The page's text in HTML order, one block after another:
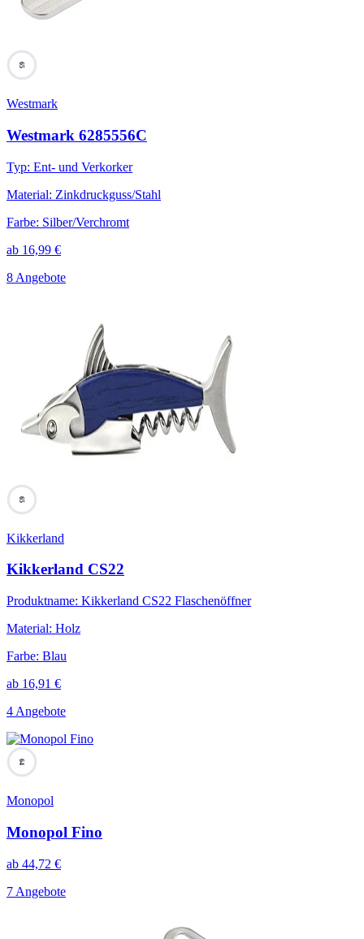
65
Westmark
Westmark 6285556C
Typ: Ent- und Verkorker
Material: Zinkdruckguss/Stahl
Farbe: Silber/Verchromt
ab 16,99 €
8 Angebote
65
Kikkerland
Kikkerland CS22
Produktname: Kikkerland CS22 Flaschenöffner
Material: Holz
Farbe: Blau
ab 16,91 €
4 Angebote
64
Monopol
Monopol Fino
ab 44,72 €
7 Angebote